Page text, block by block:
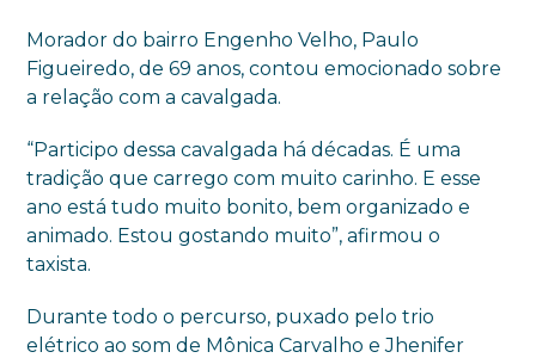
Morador do bairro Engenho Velho, Paulo
Figueiredo, de 69 anos, contou emocionado sobre
a relação com a cavalgada.
“Participo dessa cavalgada há décadas. É uma
tradição que carrego com muito carinho. E esse
ano está tudo muito bonito, bem organizado e
animado. Estou gostando muito”, afirmou o
taxista.
Durante todo o percurso, puxado pelo trio
elétrico ao som de Mônica Carvalho e Jhenifer